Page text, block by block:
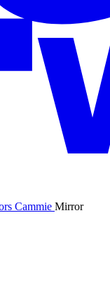
Cammie Mirror